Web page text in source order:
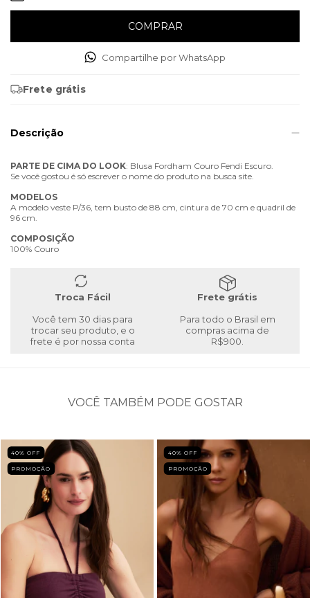
Compartilhe por WhatsApp
Frete grátis
Descrição
PARTE DE CIMA DO LOOK: Blusa Fordham Couro Fendi Escuro.
Se você gostou é só escrever o nome do produto na busca site.
MODELOS
A modelo veste P/36, tem busto de 88 cm, cintura de 70 cm e quadril de
96 cm.
COMPOSIÇÃO
100% Couro
Troca Fácil
Você tem 30 dias para
trocar seu produto, e o
frete é por nossa conta
Frete grátis
Para todo o Brasil em
compras acima de
R$900.
VOCÊ TAMBÉM PODE GOSTAR
40% OFF
PROMOÇÃO
40% OFF
PROMOÇÃO